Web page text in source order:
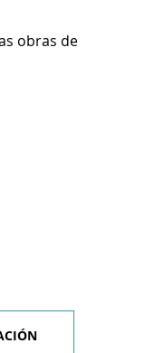
obras de